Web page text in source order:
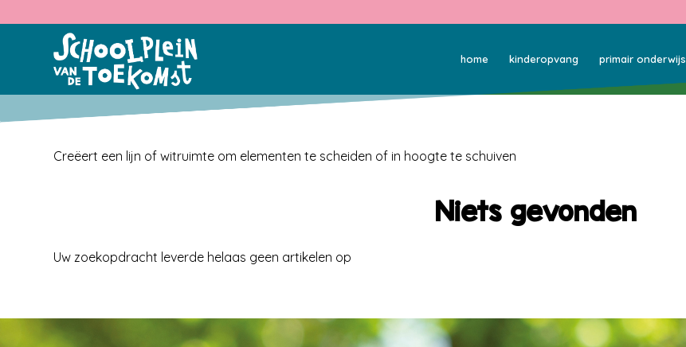
home kinderopvang primair onderwijs
Creëert een lijn of witruimte om elementen te scheiden of in hoogte te schuiven
Niets gevonden
Uw zoekopdracht leverde helaas geen artikelen op